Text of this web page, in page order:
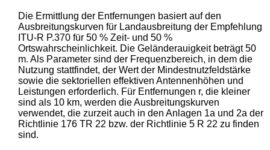
Die Ermittlung der Entfernungen basiert auf den
Ausbreitungskurven für Landausbreitung der Empfehlung
ITU-R P.370 für 50 % Zeit- und 50 %
Ortswahrscheinlichkeit. Die Geländerauigkeit beträgt 50
m. Als Parameter sind der Frequenzbereich, in dem die
Nutzung stattfindet, der Wert der Mindestnutzfeldstärke
sowie die sektoriellen effektiven Antennenhöhen und
Leistungen erforderlich. Für Entfernungen r, die kleiner
sind als 10 km, werden die Ausbreitungskurven
verwendet, die zurzeit auch in den Anlagen 1a und 2a der
Richtlinie 176 TR 22 bzw. der Richtlinie 5 R 22 zu finden
sind.